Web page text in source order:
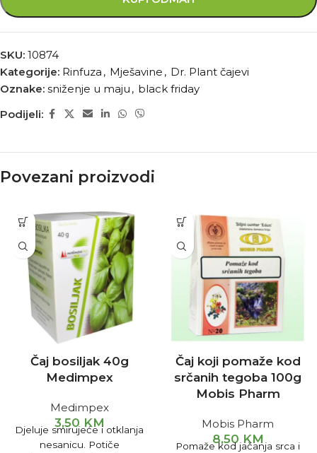
SKU: 10874
Kategorije: Rinfuza , Mješavine , Dr. Plant čajevi
Oznake: sniženje u maju , black friday
Podijeli:
Povezani proizvodi
Čaj bosiljak 40g
Medimpex
Medimpex
3,50 KM
Djeluje smirujeće i otklanja
nesanicu. Potiče
Čaj koji pomaže kod
srčanih tegoba 100g
Mobis Pharm
Mobis Pharm
8,50 KM
Pomaže kod jačanja srca i